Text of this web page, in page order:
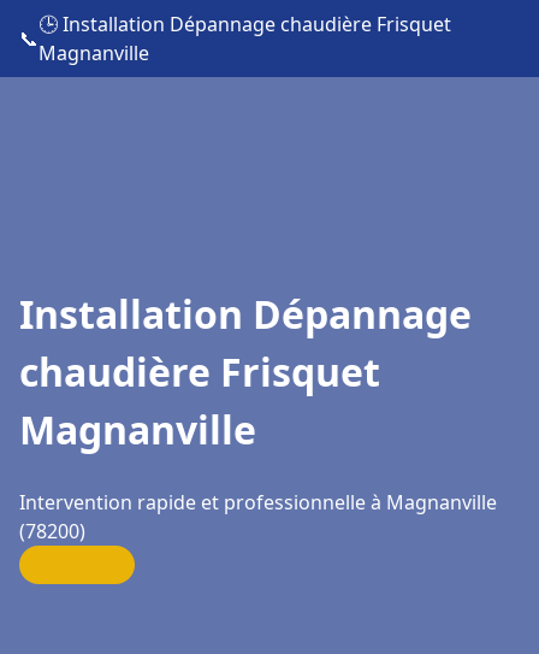
📞
🕒 Installation Dépannage chaudière Frisquet
Magnanville
Installation Dépannage
chaudière Frisquet
Magnanville
Intervention rapide et professionnelle à Magnanville
(78200)